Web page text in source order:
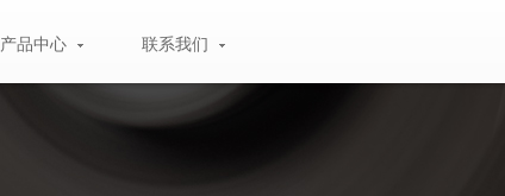
产品中心 联系我们